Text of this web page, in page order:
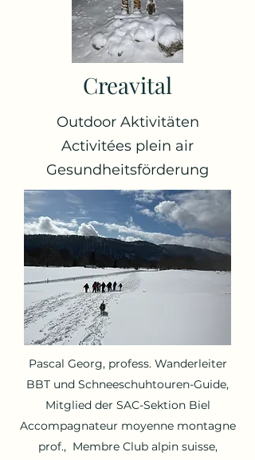
Creavital
Outdoor Aktivitäten
Activitées plein air
Gesundheitsförderung
Pascal Georg, profess. Wanderleiter
BBT und Schneeschuhtouren-Guide,
Mitglied der SAC-Sektion Biel
Accompagnateur moyenne montagne
prof., Membre Club alpin suisse,